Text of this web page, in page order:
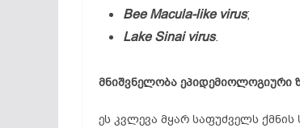
Bee Macula-like virus;
Lake Sinai virus.
მნიშვნელობა ეპიდემიოლოგიური
ეს კვლევა მყარ საფუძველს